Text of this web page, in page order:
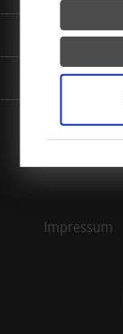
Portale
Kontaktinfo
Impressum